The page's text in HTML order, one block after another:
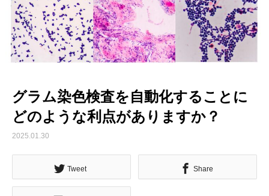
グラム染色検査を自動化することに
どのような利点がありますか？
2025.01.30
Tweet Share